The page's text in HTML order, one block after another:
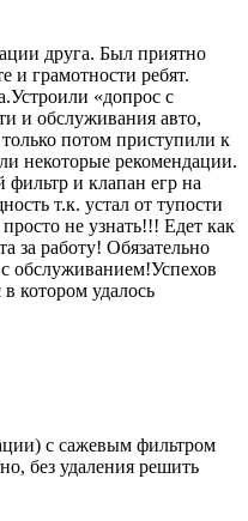
друга. Был приятно
и грамотности ребят.
«допрос с
и обслуживания авто,
потом приступили к
некоторые рекомендации.
фильтр и клапан егр на
т.к. устал от тупости
не узнать!!! Едет как
за работу! Обязательно
обслуживанием!Успехов
котором удалось
с сажевым фильтром
без удаления решить